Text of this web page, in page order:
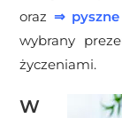
oraz ⇒
wybrany
życzeniami.
W